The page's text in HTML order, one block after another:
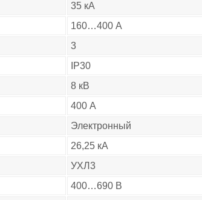
35 кА
160…400 А
3
IP30
8 кВ
400 А
Электронный
26,25 кА
УХЛ3
400…690 В